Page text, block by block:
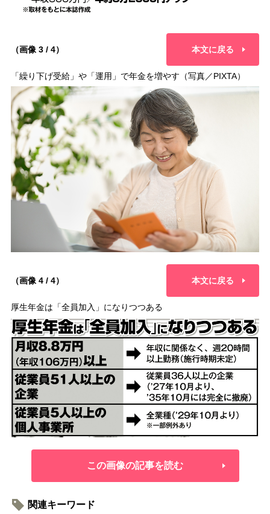
（画像 3 / 4） 本文に戻る
「繰り下げ受給」や「運用」で年金を増やす（写真／PIXTA）
（画像 4 / 4） 本文に戻る
厚生年金は「全員加入」になりつつある
この画像の記事を読む
関連キーワード